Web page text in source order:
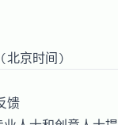
京时间)
馈